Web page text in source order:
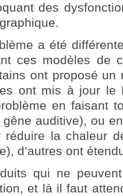
des
a été
ces modèles de
ont proposé un
ont mis à jour le
en faisant
auditive), ou
réduire la chaleur
d’autres ont
qui ne
et là il faut